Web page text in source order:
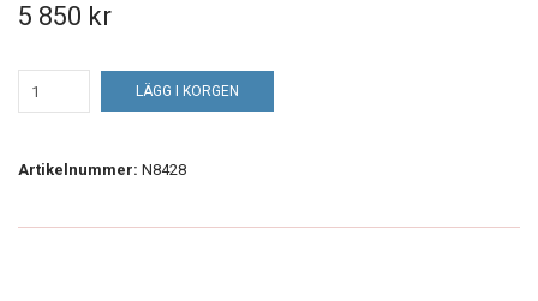
5 850 kr
LÄGG I KORGEN
Artikelnummer: N8428